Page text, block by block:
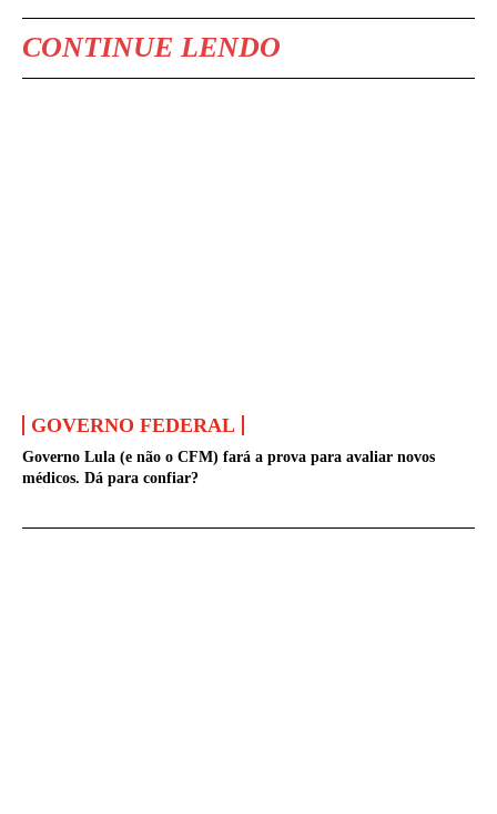
CONTINUE LENDO
GOVERNO FEDERAL
Governo Lula (e não o CFM) fará a prova para avaliar novos
médicos. Dá para confiar?